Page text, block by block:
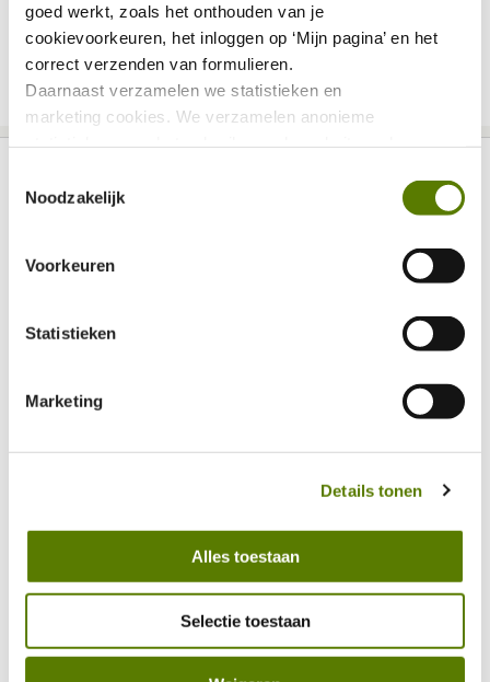
goed werkt, zoals het onthouden van je
cookievoorkeuren, het inloggen op ‘Mijn pagina’ en het
correct verzenden van formulieren.
Daarnaast verzamelen we statistieken en
marketing cookies. We verzamelen anonieme
Deze gegevens zijn niet te herleiden tot jou als persoon
en worden niet gedeeld met eventuele advertentie- of
cookies worden gebruikt via onze Youtube video's. Deze
verbeterd wordt door gerichte filmpjes aan te bevelen.
https://www.mijn-thuis.nl/kennisbank/privacybeleid/
persoonsgegevens omgaan.
Noodzakelijk
Voorkeuren
Statistieken
Marketing
Details tonen
Alles toestaan
Selectie toestaan
Wachtwoord vergeten?
Reparatieverzoek
Huuropzegging
Huurbetaling
Zonnepanelen
Ik zoek